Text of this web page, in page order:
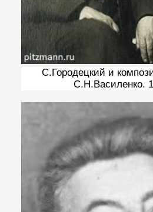
С.Городецкий и
С.Н.Василенко.